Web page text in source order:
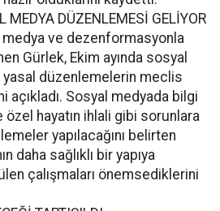
MEDYA DÜZENLEMESİ GELİYOR
medya ve dezenformasyonla
Gürlek, Ekim ayında sosyal
yasal düzenlemelerin meclis
açıkladı. Sosyal medyada bilgi
özel hayatın ihlali gibi sorunlara
yapılacağını belirten
daha sağlıklı bir yapıya
çalışmaları önemsediklerini